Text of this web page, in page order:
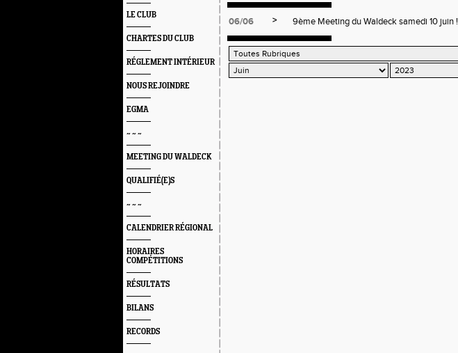
LE CLUB
CHARTES DU CLUB
RÉGLEMENT INTÉRIEUR
NOUS REJOINDRE
EGMA
~ ~ ~
MEETING DU WALDECK
QUALIFIÉ(E)S
~ ~ ~
CALENDRIER RÉGIONAL
HORAIRES
COMPÉTITIONS
RÉSULTATS
BILANS
RECORDS
06/06 > 9ème Meeting du Waldeck samedi 10 juin !